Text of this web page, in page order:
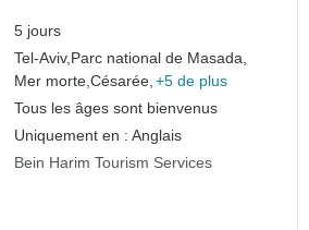
5 jours
Tel-Aviv, Parc national de Masada,
Mer morte,Césarée, +5 de plus
Tous les âges sont bienvenus
Uniquement en : Anglais
Bein Harim Tourism Services